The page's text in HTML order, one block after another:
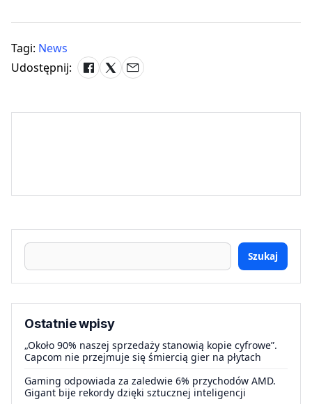
Tagi: News
Udostępnij:
Szukaj
Ostatnie wpisy
„Około 90% naszej sprzedaży stanowią kopie cyfrowe”.
Capcom nie przejmuje się śmiercią gier na płytach
Gaming odpowiada za zaledwie 6% przychodów AMD.
Gigant bije rekordy dzięki sztucznej inteligencji